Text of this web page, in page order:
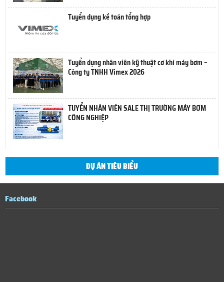
Tuyển dụng kế toán tổng hợp
Tuyển dụng nhân viên kỹ thuật cơ khí máy bơm –
Công ty TNHH Vimex 2026
TUYỂN NHÂN VIÊN SALE THỊ TRƯỜNG MÁY BƠM
CÔNG NGHIỆP
DỰ ÁN TIÊU BIỂU
Facebook